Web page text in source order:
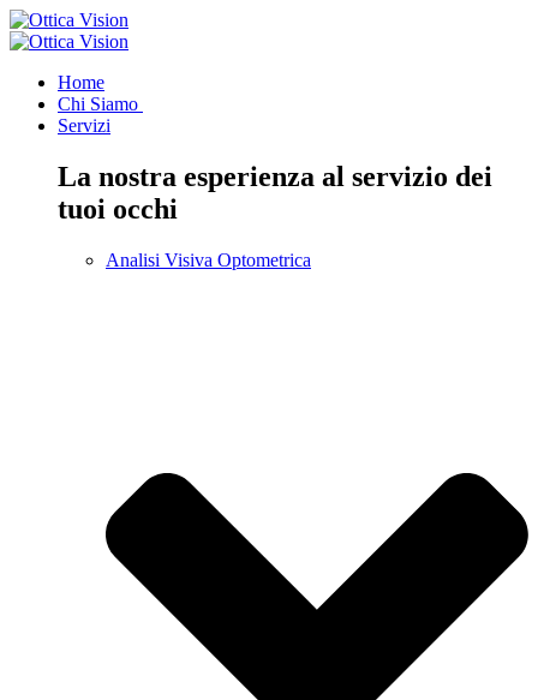
Home
Chi Siamo
Servizi
La nostra esperienza al servizio dei
tuoi occhi
Analisi Visiva Optometrica